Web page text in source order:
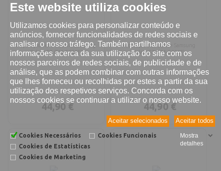
Este website utiliza cookies
Utilizamos cookies para personalizar conteúdo e
anúncios, fornecer funcionalidades de redes sociais e
analisar o nosso tráfego. Também partilhamos
informações acerca da sua utilização do site com os
nossos parceiros de redes sociais, de publicidade e de
análise, que as podem combinar com outras informações
que lhes forneceu ou recolhidas por estes a partir da sua
utilização dos respetivos serviços. Concorda com os
nossos cookies se continuar a utilizar o nosso website.
Aceitar todos
Aceitar selecionados
Cookies Necessários
Cookies Funcionais
Cookies de Estatísticas
Cookies de Marketing
Mostra
detalhes
Reparação vidro traseiro Samsung
Galaxy S7 (SM-G930F)
44,90 €
Reparação altifalante Samsung
Galaxy S7 (SM-G930F)
44,90 €